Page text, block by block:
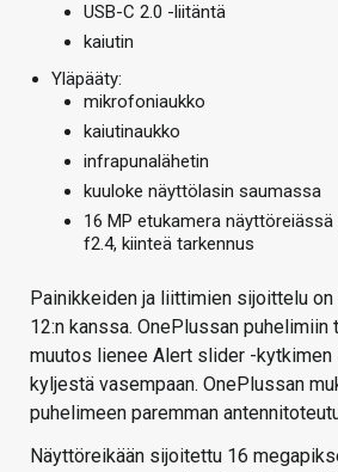
USB-C 2.0 -liitäntä
kaiutin
Yläpääty:
mikrofoniaukko
kaiutinaukko
infrapunalähetin
kuuloke näyttölasin saumassa
16 MP etukamera
f2.4, kiinteä tarkennus
Painikkeiden ja liittimien sijoittelu
12:n kanssa. OnePlussan
muutos lienee Alert slider -
kyljestä vasempaan. OnePlussan
puhelimeen paremman
Näyttöreikään sijoitettu 16